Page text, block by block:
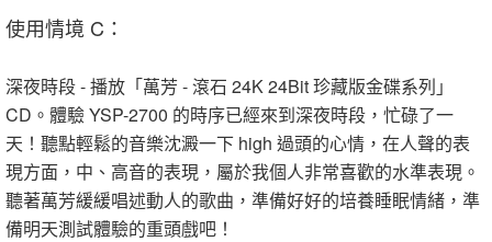
使用情境 C：
深夜時段 - 播放「萬芳 - 滾石 24K 24Bit 珍藏版金碟系列」
CD。體驗 YSP-2700 的時序已經來到深夜時段，忙碌了一
天！聽點輕鬆的音樂沈澱一下 high 過頭的心情，在人聲的表
現方面，中、高音的表現，屬於我個人非常喜歡的水準表現。
聽著萬芳緩緩唱述動人的歌曲，準備好好的培養睡眠情緒，準
備明天測試體驗的重頭戲吧！